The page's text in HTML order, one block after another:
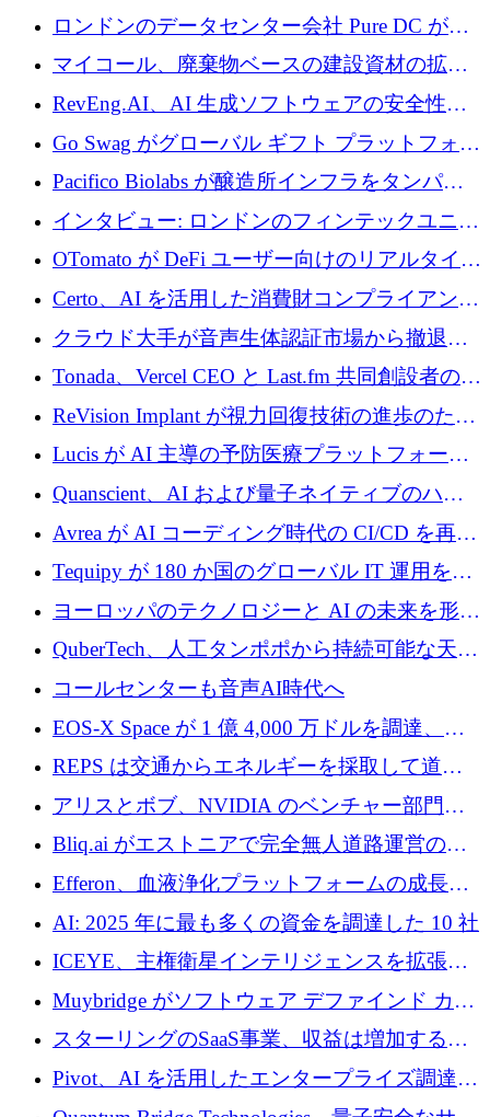
めに 5,800 万ドルを獲得
ロンドンのデータセンター会社 Pure DC が欧
州と中東の拡張に 27 億ドルを確保
マイコール、廃棄物ベースの建設資材の拡大
に400万ポンドを投資
RevEng.AI、AI 生成ソフトウェアの安全性を
確保するために 1,500 万ドルを調達
Go Swag がグローバル ギフト プラットフォー
ムを拡大するために 500 万ドルを調達
Pacifico Biolabs が醸造所インフラをタンパク
質生産に転換するために 700 万ユーロを調達
インタビュー: ロンドンのフィンテックユニコ
ーン Tide の CEO、オリバー・プリル氏
OTomato が DeFi ユーザー向けのリアルタイム
インテリジェンス レイヤーを構築するために
Improbable から 200 万ドルを調達
Certo、AI を活用した消費財コンプライアンス
プラットフォームのために 400 万ドルを調達
クラウド大手が音声生体認証市場から撤退す
るなか、Voxmindが54万6,000ポンドのプレシ
ード資金を調達
Tonada、Vercel CEO と Last.fm 共同創設者の支
援を受けてステルス撤退
ReVision Implant が視力回復技術の進歩のため
に 400 万ユーロを確保
Lucis が AI 主導の予防医療プラットフォーム
を拡大するためにシリーズ A で 2,000 万ドル
を調達
Quanscient、AI および量子ネイティブのハー
ドウェア エンジニアリングを推進するために
1,000 万ユーロを調達
Avrea が AI コーディング時代の CI/CD を再発
明するために 470 万ドルをかけてステルスか
ら浮上
Tequipy が 180 か国のグローバル IT 運用を自
動化するために 300 万ユーロ以上を調達
ヨーロッパのテクノロジーと AI の未来を形作
る: イノベーション リーダーが Nexus
Luxembourg 2026 に集まる理由
QuberTech、人工タンポポから持続可能な天然
ゴムを開発するために 340 万ポンドを調達
コールセンターも音声AI時代へ
EOS-X Space が 1 億 4,000 万ドルを調達、
Mistral が Emmi AI を買収、Bliq がエストニア
での完全無人道路運営を承認
REPS は交通からエネルギーを採取して道路
を発電所に変えるために 2,360 万ドルを調達
アリスとボブ、NVIDIA のベンチャー部門か
らの投資でシリーズ B を拡大
Bliq.ai がエストニアで完全無人道路運営の承
認を獲得
Efferon、血液浄化プラットフォームの成長に
250万ユーロを確保
AI: 2025 年に最も多くの資金を調達した 10 社
ICEYE、主権衛星インテリジェンスを拡張す
るために 3 億ユーロの信用枠を確保
Muybridge がソフトウェア デファインド カメ
ラ テクノロジーを拡張するためにシリーズ A
で 1,600 万ドルを調達
スターリングのSaaS事業、収益は増加するも
グループ利益は減少
Pivot、AI を活用したエンタープライズ調達プ
ラットフォームを拡大するために 4,000 万ド